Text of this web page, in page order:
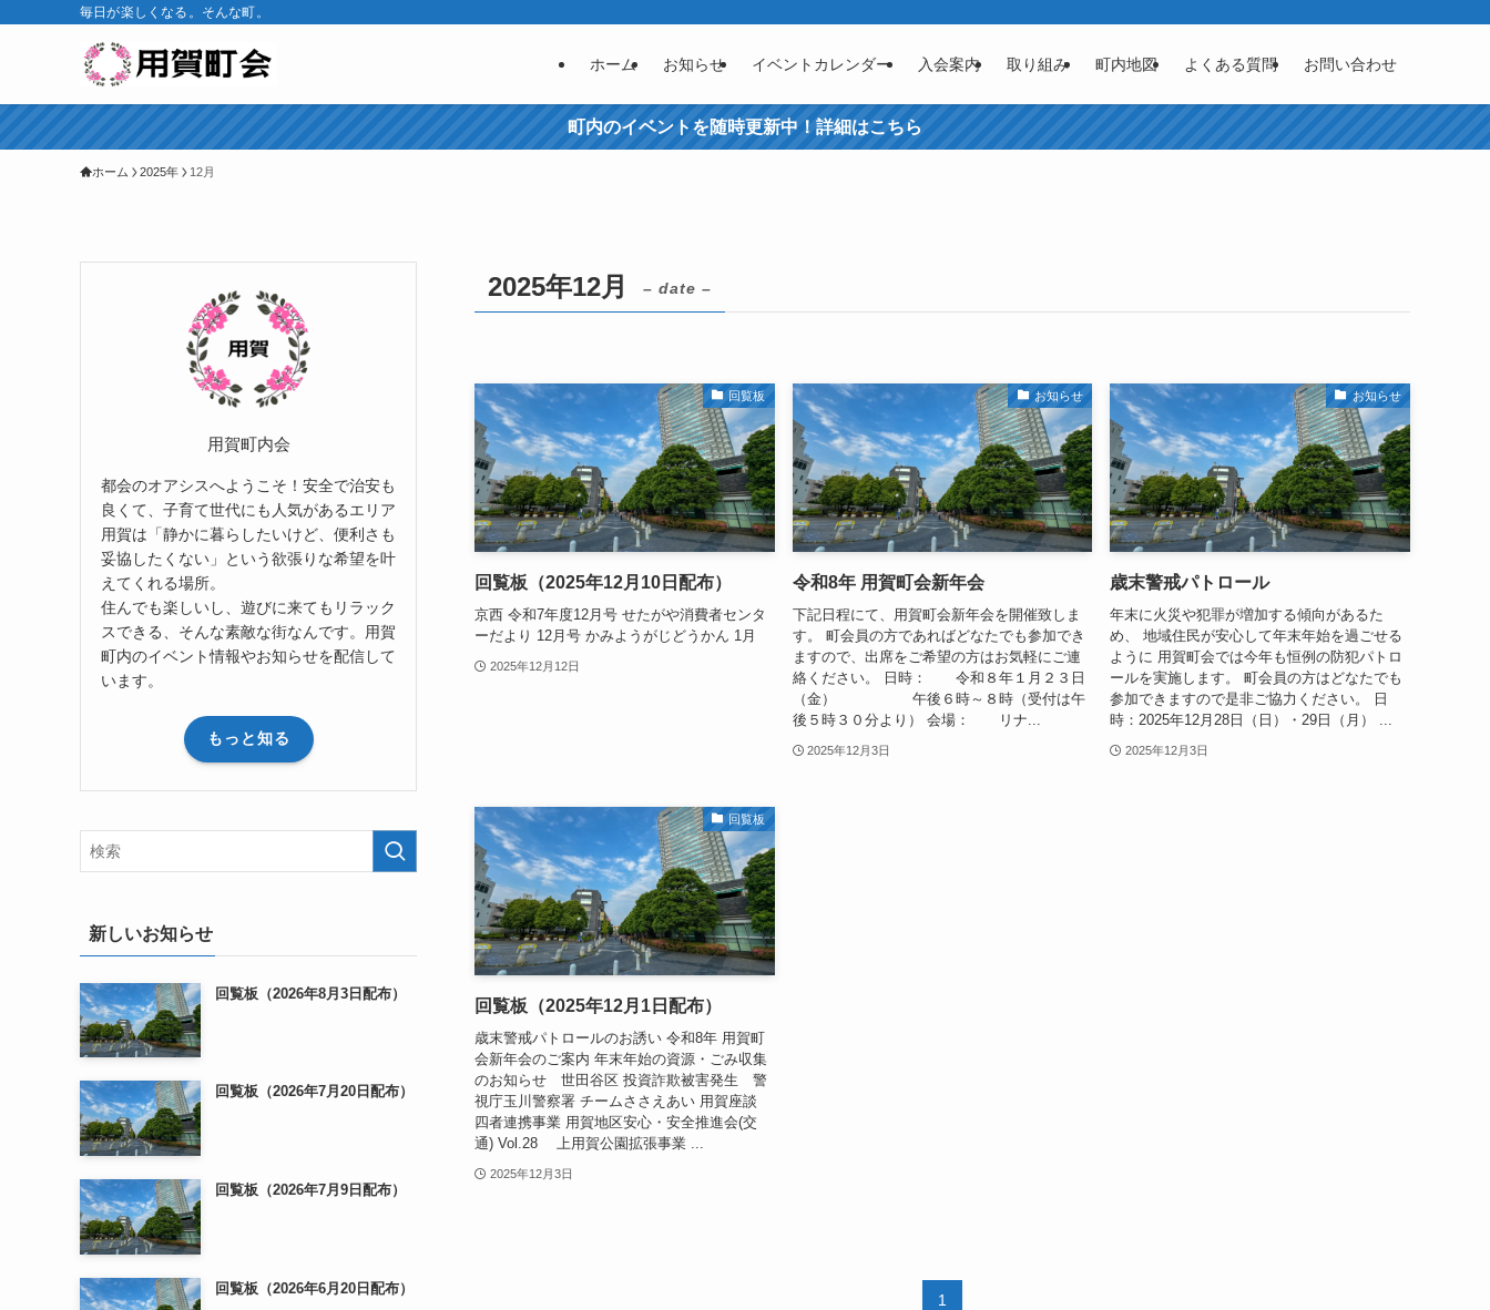
毎日が楽しくなる。そんな町。
ホーム お知らせ イベントカレンダー 入会案内 取り組み 町内地図 よくある質問 お問い合わせ
町内のイベントを随時更新中！詳細はこちら
ホーム 2025年 12月
2025年12月 – date –
回覧板
回覧板（2025年12月10日配布）
京西 令和7年度12月号 せたがや消費者センタ
ーだより 12月号 かみようがじどうかん 1月
2025年12月12日
お知らせ
令和8年 用賀町会新年会
下記日程にて、用賀町会新年会を開催致しま
す。 町会員の方であればどなたでも参加でき
ますので、出席をご希望の方はお気軽にご連
絡ください。 日時： 令和８年１月２３日
（金） 午後６時～８時（受付は午
後５時３０分より） 会場： リナ...
2025年12月3日
お知らせ
歳末警戒パトロール
年末に火災や犯罪が増加する傾向があるた
め、 地域住民が安心して年末年始を過ごせる
ように 用賀町会では今年も恒例の防犯パトロ
ールを実施します。 町会員の方はどなたでも
参加できますので是非ご協力ください。 日
時：2025年12月28日（日）・29日（月） ...
2025年12月3日
回覧板
回覧板（2025年12月1日配布）
歳末警戒パトロールのお誘い 令和8年 用賀町
会新年会のご案内 年末年始の資源・ごみ収集
のお知らせ 世田谷区 投資詐欺被害発生 警
視庁玉川警察署 チームささえあい 用賀座談
四者連携事業 用賀地区安心・安全推進会(交
通) Vol.28 上用賀公園拡張事業 ...
2025年12月3日
1
用賀町内会
都会のオアシスへようこそ！安全で治安も
良くて、子育て世代にも人気があるエリア
用賀は「静かに暮らしたいけど、便利さも
妥協したくない」という欲張りな希望を叶
えてくれる場所。
住んでも楽しいし、遊びに来てもリラック
スできる、そんな素敵な街なんです。用賀
町内のイベント情報やお知らせを配信して
います。
もっと知る
新しいお知らせ
回覧板（2026年8月3日配布）
回覧板（2026年7月20日配布）
回覧板（2026年7月9日配布）
回覧板（2026年6月20日配布）